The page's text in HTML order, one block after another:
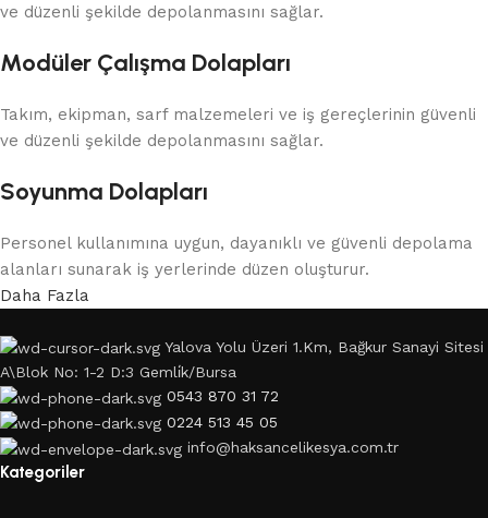
ve düzenli şekilde depolanmasını sağlar.
Modüler Çalışma Dolapları
Takım, ekipman, sarf malzemeleri ve iş gereçlerinin güvenli
ve düzenli şekilde depolanmasını sağlar.
Soyunma Dolapları
Personel kullanımına uygun, dayanıklı ve güvenli depolama
alanları sunarak iş yerlerinde düzen oluşturur.
Daha Fazla
Yalova Yolu Üzeri 1.Km, Bağkur Sanayi Sitesi
A\Blok No: 1-2 D:3 Gemli̇k/Bursa
0543 870 31 72
0224 513 45 05
info@haksancelikesya.com.tr
Kategoriler